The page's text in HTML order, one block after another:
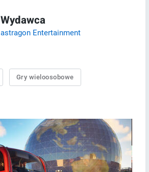
Wydawca
astragon Entertainment
Gry wieloosobowe